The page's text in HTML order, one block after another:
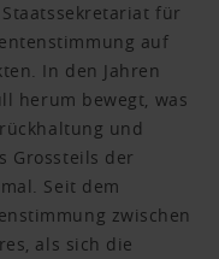
für
auf
In den Jahren
herum bewegt, was
und
Grossteils der
Seit dem
zwischen
als sich die